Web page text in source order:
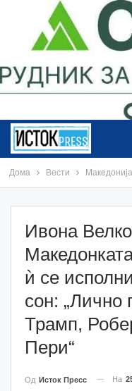
Дома Вести Македонија
Ивона
ѝ се
сон: „Лично
Трамп,
Пери“
Од Исток Пресс На